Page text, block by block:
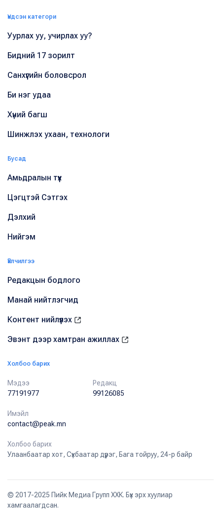
Үндсэн категори
Уурлах уу, учирлах уу?
Бидний 17 зорилт
Санхүүгийн боловсрол
Би нэг удаа
Хүний багш
Шинжлэх ухаан, технологи
Бусад
Амьдралын түүх
Цэгцтэй Сэтгэх
Дэлхий
Нийгэм
Үйлчилгээ
Редакцын бодлого
Манай нийтлэгчид
Контент нийлүүлэх
Эвэнт дээр хамтран ажиллах
Холбоо барих
Мэдээ
77191977
Редакц
99126085
Имэйл
contact@peak.mn
Холбоо барих
Улаанбаатар хот, Сүхбаатар дүүрэг, Бага тойруу, 24-р байр
© 2017-2025 Пийк Медиа Групп ХХК. Бүх эрх хуулиар
хамгаалагдсан.